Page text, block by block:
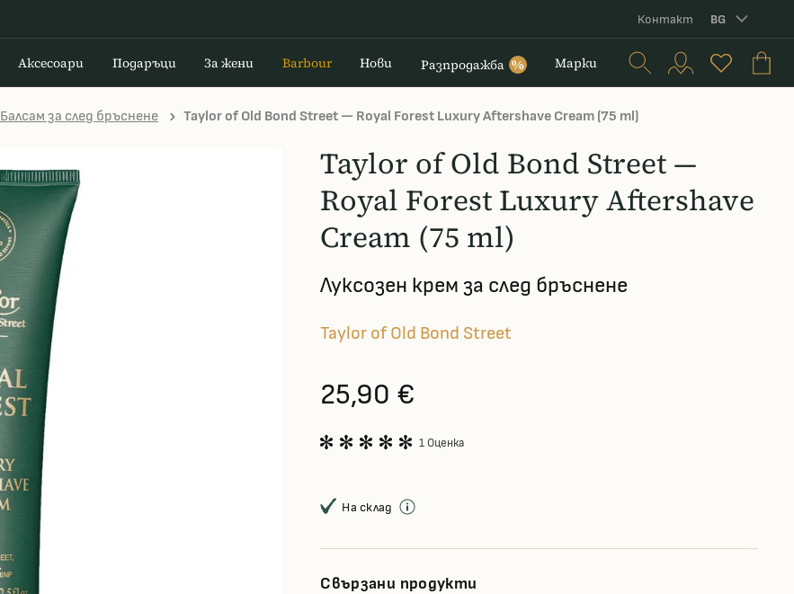
Контакт BG
Аксесоари Подаръци За жени Barbour Нови Разпродажба % Марки
Балсам за след бръснене Taylor of Old Bond Street — Royal Forest Luxury Aftershave Cream (75 ml)
Taylor of Old Bond Street —
Royal Forest Luxury Aftershave
Cream (75 ml)
Луксозен крем за след бръснене
Taylor of Old Bond Street
25,90 €
1 Оценка
На склад
Свързани продукти